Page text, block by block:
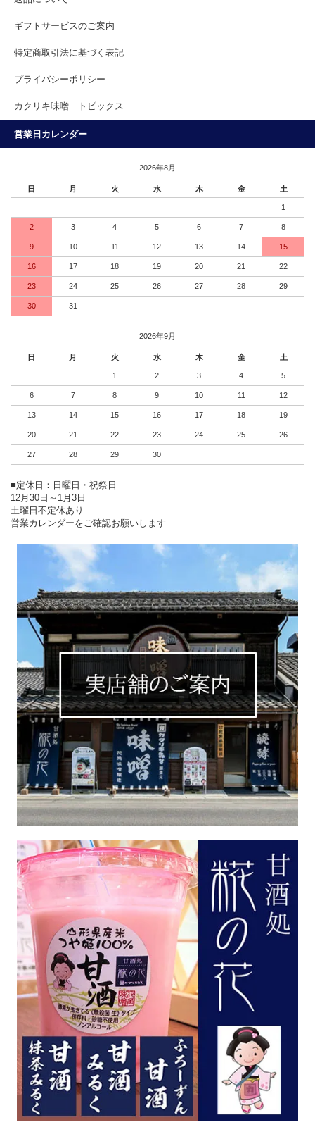
ギフトサービスのご案内
特定商取引法に基づく表記
プライバシーポリシー
カクリキ味噌 トピックス
営業日カレンダー
2026年8月
日 月 火 水 木 金 土
1
2 3 4 5 6 7 8
9 10 11 12 13 14 15
16 17 18 19 20 21 22
23 24 25 26 27 28 29
30 31
2026年9月
日 月 火 水 木 金 土
1 2 3 4 5
6 7 8 9 10 11 12
13 14 15 16 17 18 19
20 21 22 23 24 25 26
27 28 29 30
■定休日：日曜日・祝祭日
12月30日～1月3日
土曜日不定休あり
営業カレンダーをご確認お願いします